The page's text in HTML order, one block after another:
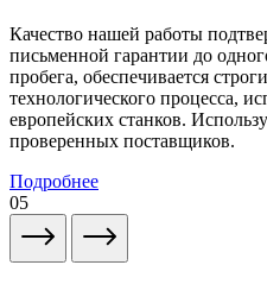
Качество нашей работы
письменной гарантии до
пробега, обеспечивается
технологического процесса,
европейских станков.
проверенных поставщиков.
Подробнее
05